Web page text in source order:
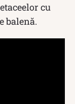
cu
balenă.